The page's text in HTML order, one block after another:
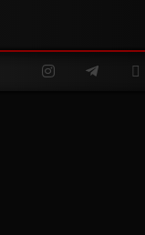
InstagramTelegram